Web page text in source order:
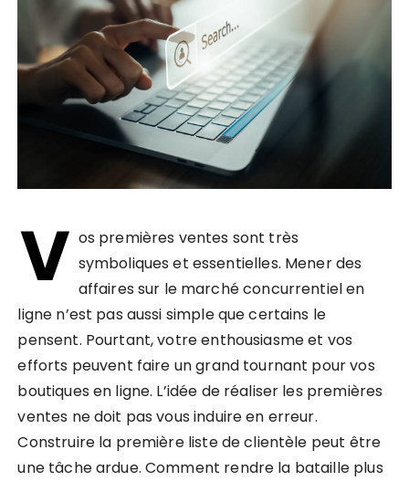
V os premières ventes sont très
symboliques et essentielles. Mener des
affaires sur le marché concurrentiel en
ligne n’est pas aussi simple que certains le
pensent. Pourtant, votre enthousiasme et vos
efforts peuvent faire un grand tournant pour vos
boutiques en ligne. L’idée de réaliser les premières
ventes ne doit pas vous induire en erreur.
Construire la première liste de clientèle peut être
une tâche ardue. Comment rendre la bataille plus